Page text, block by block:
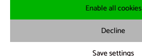
Enable all cookies
Decline
Save settings
post:
News from the Borders 11.06.2026
-·Cookie Policy